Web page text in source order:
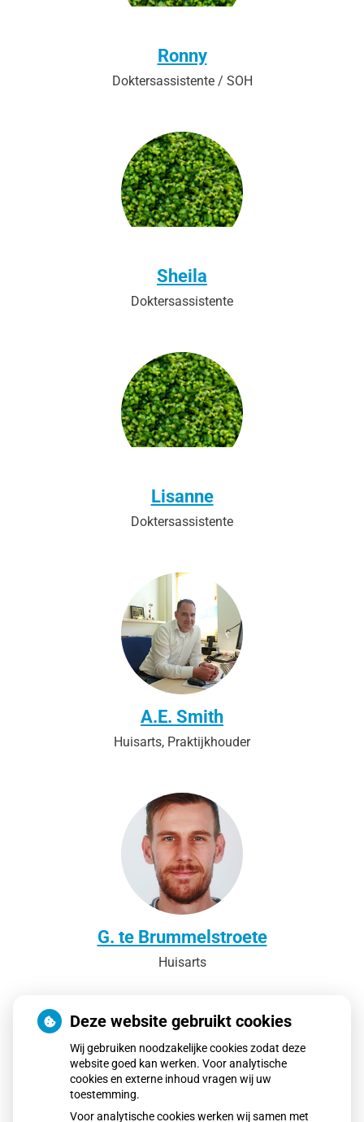
Ronny
Doktersassistente / SOH
Sheila
Doktersassistente
Lisanne
Doktersassistente
A.E. Smith
Huisarts, Praktijkhouder
G. te Brummelstroete
Huisarts
Deze website gebruikt cookies
Wij gebruiken noodzakelijke cookies zodat deze
website goed kan werken. Voor analytische
cookies en externe inhoud vragen wij uw
toestemming.
Voor analytische cookies werken wij samen met